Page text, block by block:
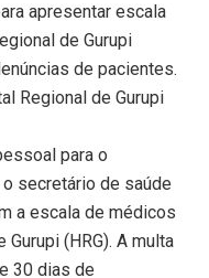
apresentar escala
de Gurupi
de pacientes.
Regional de Gurupi
para o
secretário de saúde
a escala de médicos
(HRG). A multa
30 dias de